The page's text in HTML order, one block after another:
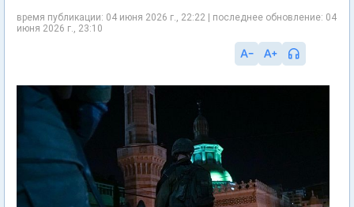
время публикации: 04 июня 2026 г., 22:22 | последнее обновление: 04
июня 2026 г., 23:10